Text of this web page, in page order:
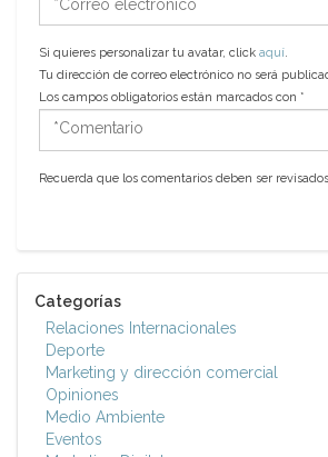
electrónico
Si quieres personalizar tu avatar, click aquí.
Tu dirección de correo electrónico no será
Los campos obligatorios están marcados con *
*Comentario
Recuerda que los comentarios deben ser
Categorías
Relaciones Internacionales
Deporte
Marketing y dirección comercial
Opiniones
Medio Ambiente
Eventos